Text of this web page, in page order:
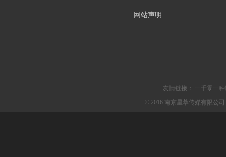
网站声明
友情链接：
一千零一
© 2016 南京星萃传媒有限公司